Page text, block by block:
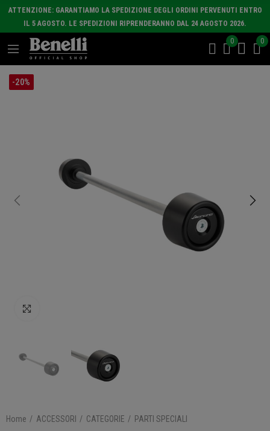
ATTENZIONE: GARANTIAMO LA SPEDIZIONE DEGLI ORDINI PERVENUTI ENTRO
IL 5 AGOSTO. LE SPEDIZIONI RIPRENDERANNO DAL 24 AGOSTO 2026.
0 0
-20%
Home ACCESSORI CATEGORIE PARTI SPECIALI